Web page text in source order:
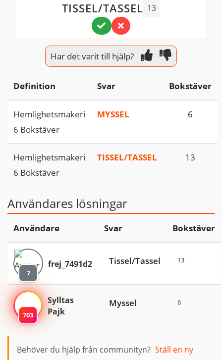
TISSEL/TASSEL 13
Har det varit till hjälp?
Definition Svar Bokstäver
Hemlighetsmakeri
6 Bokstäver
MYSSEL 6
Hemlighetsmakeri
6 Bokstäver
TISSEL/TASSEL 13
Användares lösningar
Användare Svar Bokstäver
7
frej_7491d2 Tissel/Tassel 13
703
Sylltas
Pajk
Myssel 6
Behöver du hjälp från communityn? Ställ en ny